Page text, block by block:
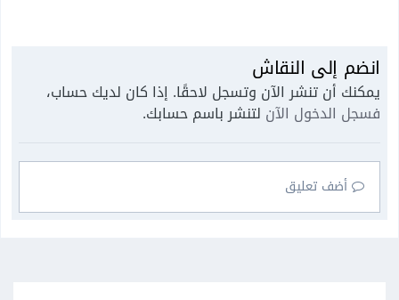
انضم إلى النقاش
يمكنك أن تنشر الآن وتسجل لاحقًا. إذا كان لديك حساب،
فسجل الدخول الآن لتنشر باسم حسابك.
أضف تعليق